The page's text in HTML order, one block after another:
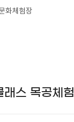
화체험장
스 목공체험